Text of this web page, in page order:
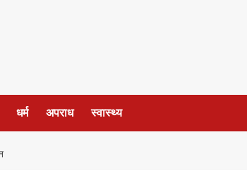
धर्म अपराध स्वास्थ्य